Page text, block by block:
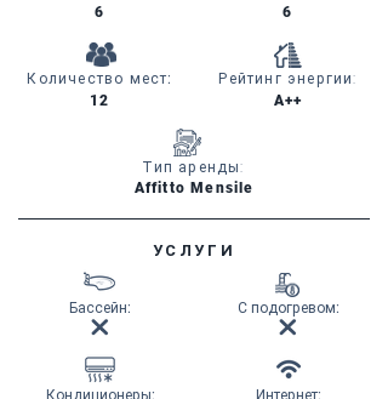
6
Количество мест:
12
6
Рейтинг энергии:
A++
Тип аренды:
Affitto Mensile
УСЛУГИ
Бассейн:
Кондиционеры:
С подогревом:
Интернет: